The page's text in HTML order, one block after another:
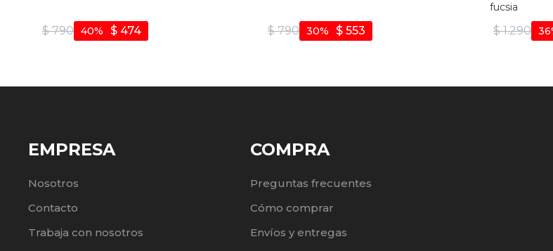
$ 790 $ 474
40 $ 790 $ 553
30
fucsia
$ 1.290 36
EMPRESA
Nosotros
Contacto
Trabaja con nosotros
COMPRA
Preguntas frecuentes
Cómo comprar
Envíos y entregas